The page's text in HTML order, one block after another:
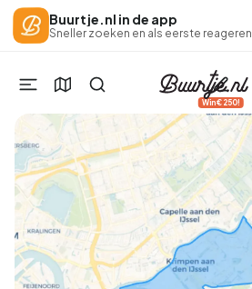
Buurtje.nl in de app
Sneller zoeken en als eerste reageren
Win €250!